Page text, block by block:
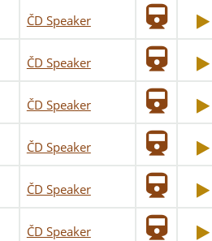
ČD Speaker
ČD Speaker
ČD Speaker
ČD Speaker
ČD Speaker
ČD Speaker